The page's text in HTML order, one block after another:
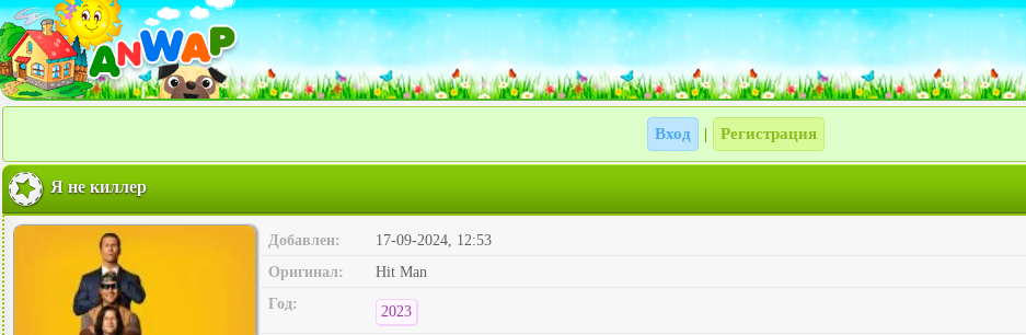
Вход Регистрация
Я не киллер
Добавлен:
17-09-2024, 12:53
Оригинал:
Hit Man
Год:
2023